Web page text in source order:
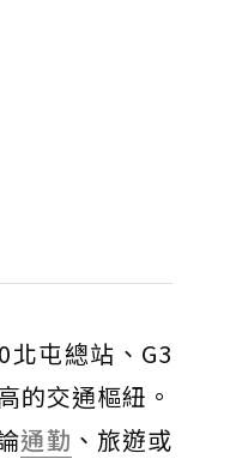
屯總站、G3
的交通樞紐。
通勤 、旅遊或